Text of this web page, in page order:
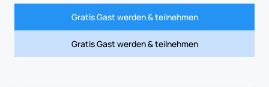
Gratis Gast werden & teilnehmen
Gratis Gast werden & teilnehmen